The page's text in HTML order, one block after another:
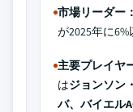
市場リーダー：
が2025年に
主要プレイヤ
はジョンソン
バ、バイエル